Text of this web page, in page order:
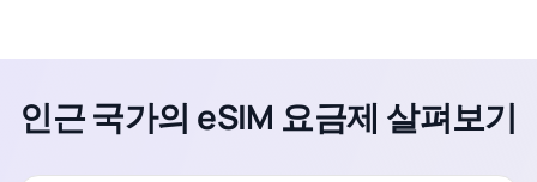
인근 국가의 eSIM 요금제 살펴보기